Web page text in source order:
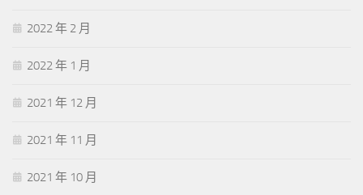
2022 年 2 月
2022 年 1 月
2021 年 12 月
2021 年 11 月
2021 年 10 月